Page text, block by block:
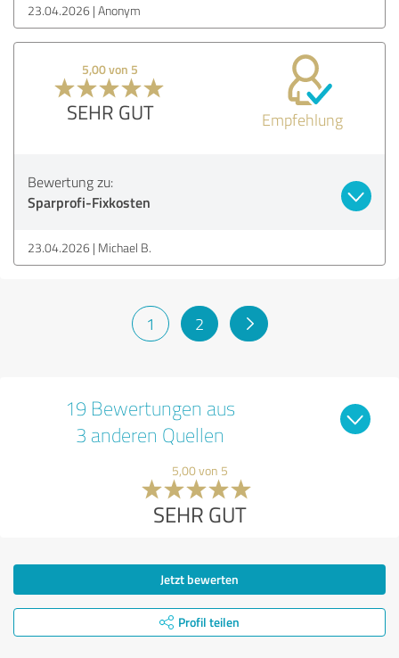
23.04.2026 Anonym
5,00 von 5
SEHR GUT Empfehlung
Bewertung zu:
Sparprofi-Fixkosten
23.04.2026 Michael B.
1 2
19 Bewertungen aus
3 anderen Quellen
5,00 von 5
SEHR GUT
Jetzt bewerten
Profil teilen